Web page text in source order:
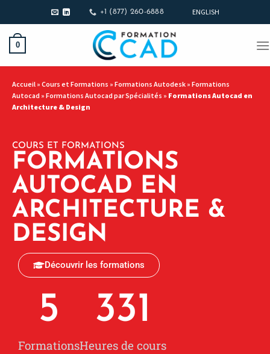
+1 (877) 260-6888 ENGLISH
0
Accueil » Cours et Formations » Formations Autodesk » Formations
Autocad » Formations Autocad par Spécialités » Formations Autocad en
Architecture & Design
COURS ET FORMATIONS
FORMATIONS
AUTOCAD EN
ARCHITECTURE &
DESIGN
Découvrir les formations
Formations
5
Heures de cours
331